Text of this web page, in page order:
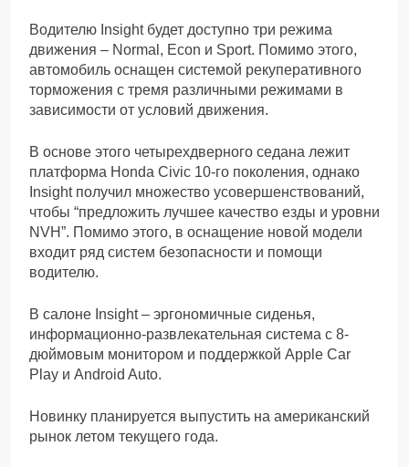
Водителю Insight будет доступно три режима
движения – Normal, Econ и Sport. Помимо этого,
автомобиль оснащен системой рекуперативного
торможения с тремя различными режимами в
зависимости от условий движения.
В основе этого четырехдверного седана лежит
платформа Honda Civic 10-го поколения, однако
Insight получил множество усовершенствований,
чтобы “предложить лучшее качество езды и уровни
NVH”. Помимо этого, в оснащение новой модели
входит ряд систем безопасности и помощи
водителю.
В салоне Insight – эргономичные сиденья,
информационно-развлекательная система с 8-
дюймовым монитором и поддержкой Apple Car
Play и Android Auto.
Новинку планируется выпустить на американский
рынок летом текущего года.